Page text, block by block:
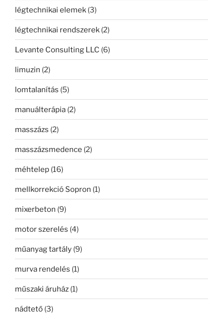
légtechnikai elemek (3)
légtechnikai rendszerek (2)
Levante Consulting LLC (6)
limuzin (2)
lomtalanítás (5)
manuálterápia (2)
masszázs (2)
masszázsmedence (2)
méhtelep (16)
mellkorrekció Sopron (1)
mixerbeton (9)
motor szerelés (4)
műanyag tartály (9)
murva rendelés (1)
műszaki áruház (1)
nádtető (3)